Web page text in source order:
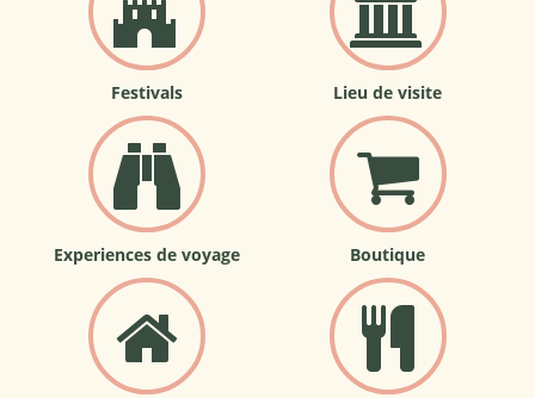
Festivals Lieu de visite
Experiences de voyage Boutique